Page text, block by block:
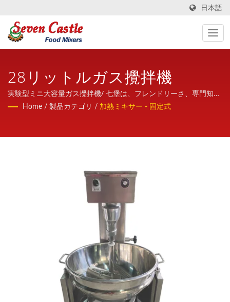
日本語
28リットルガス攪拌機
実験型ミニ大容量ガス攪拌機/ 七堡は、フレンドリーさ、専門知
識、そして長年の経験を活かし、高品質で安定性の高い加熱ミキ
Home / 製品カテゴリ / 加熱ミキサー - 固定式